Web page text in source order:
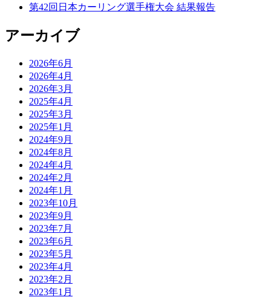
第42回日本カーリング選手権大会 結果報告
アーカイブ
2026年6月
2026年4月
2026年3月
2025年4月
2025年3月
2025年1月
2024年9月
2024年8月
2024年4月
2024年2月
2024年1月
2023年10月
2023年9月
2023年7月
2023年6月
2023年5月
2023年4月
2023年2月
2023年1月